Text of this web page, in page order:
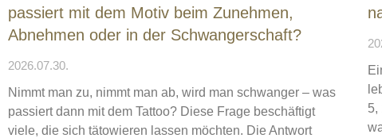
passiert mit dem Motiv beim Zunehmen,
Abnehmen oder in der Schwangerschaft?
2026.07.30.
Nimmt man zu, nimmt man ab, wird man schwanger – was
passiert dann mit dem Tattoo? Diese Frage beschäftigt
viele, die sich tätowieren lassen möchten. Die Antwort
5,